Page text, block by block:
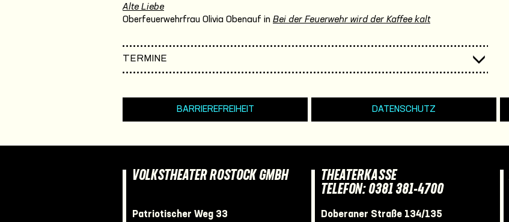
Alte Liebe
Oberfeuerwehrfrau Olivia Obenauf in Bei der Feuerwehr wird der Kaffee kalt
TERMINE
BARRIEREFREIHEIT DATENSCHUTZ
VOLKSTHEATER ROSTOCK GMBH
Patriotischer Weg 33
THEATERKASSE
TELEFON: 0381 381-4700
Doberaner Straße 134/135